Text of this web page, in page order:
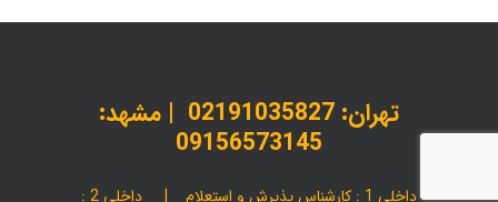
تهران: 02191035827 | مشهد:
09156573145
داخلی 1 : کارشناس پذیرش و استعلام | داخلی 2 :